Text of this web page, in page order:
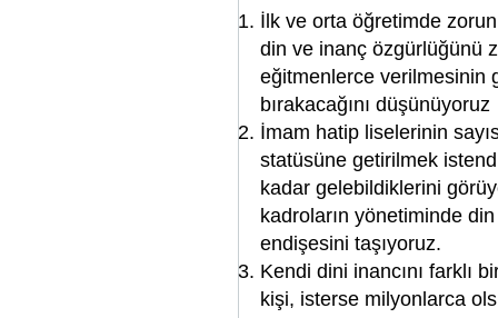
İlk ve orta öğretimde
din ve inanç özgürlüğünü
eğitmenlerce verilmesinin
bırakacağını düşünüyoruz
İmam hatip liselerinin
statüsüne getirilmek
kadar gelebildiklerini
kadroların yönetiminde
endişesini taşıyoruz.
Kendi dini inancını farklı
kişi, isterse milyonlarca